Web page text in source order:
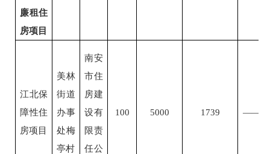
廉租住
房项目
江北保
障性住
房项目
美林
街道
办事
处梅
亭村
南安
市住
房建
设有
限责
任公
100 5000 1739 ——